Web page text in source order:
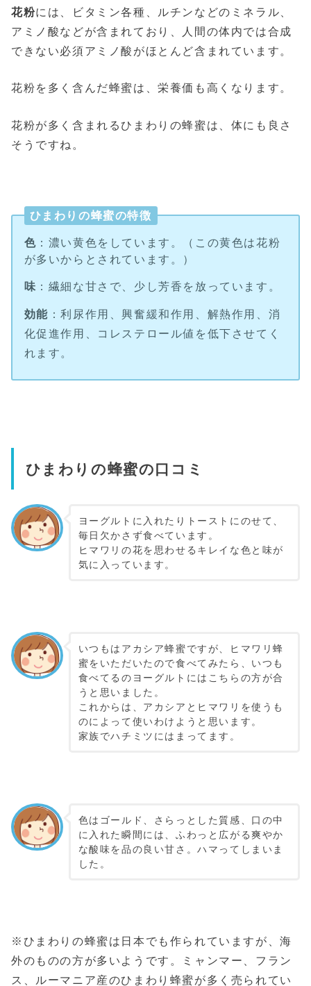
花粉には、ビタミン各種、ルチンなどのミネラル、
アミノ酸などが含まれており、人間の体内では合成
できない必須アミノ酸がほとんど含まれています。
花粉を多く含んだ蜂蜜は、栄養価も高くなります。
花粉が多く含まれるひまわりの蜂蜜は、体にも良さ
そうですね。
ひまわりの蜂蜜の特徴
色 ：濃い黄色をしています。（この黄色は花粉
が多いからとされています。）
味 ：繊細な甘さで、少し芳香を放っています。
効能 ：利尿作用、興奮緩和作用、解熱作用、消
化促進作用、コレステロール値を低下させてく
れます。
ひまわりの蜂蜜の口コミ
ヨーグルトに入れたりトーストにのせて、
毎日欠かさず食べています。
ヒマワリの花を思わせるキレイな色と味が
気に入っています。
いつもはアカシア蜂蜜ですが、ヒマワリ蜂
蜜をいただいたので食べてみたら、いつも
食べてるのヨーグルトにはこちらの方が合
うと思いました。
これからは、アカシアとヒマワリを使うも
のによって使いわけようと思います。
家族でハチミツにはまってます。
色はゴールド、さらっとした質感、口の中
に入れた瞬間には、ふわっと広がる爽やか
な酸味を品の良い甘さ。ハマってしまいま
した。
※ひまわりの蜂蜜は日本でも作られていますが、海
外のものの方が多いようです。ミャンマー、フラン
ス、ルーマニア産のひまわり蜂蜜が多く売られてい